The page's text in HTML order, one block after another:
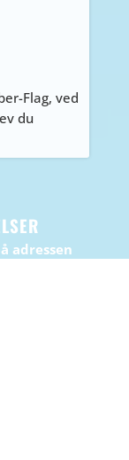
Flag, ved
du
adressen